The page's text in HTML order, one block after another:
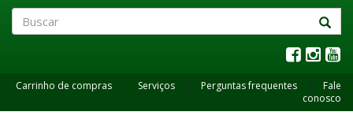
Canais
Carrinho de compras Serviços Perguntas frequentes
Fale
conosco